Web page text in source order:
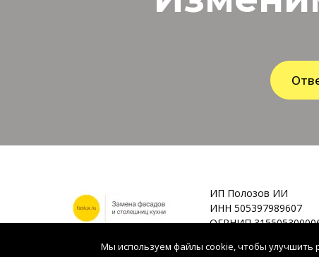
ИП Полозов ИИ
ИНН 505397989607
ОГРНИП
Мы используем файлы cookie, чтобы улучшить